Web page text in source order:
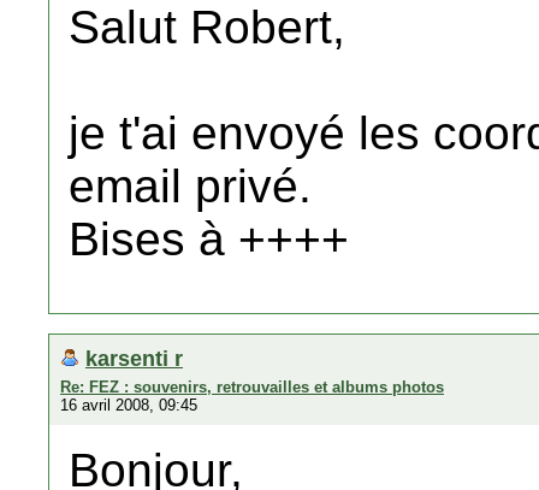
Salut Robert,
je t'ai envoyé les
email privé.
Bises à ++++
karsenti r
Re: FEZ : souvenirs, retrouvailles et albums photos
16 avril 2008, 09:45
Bonjour,